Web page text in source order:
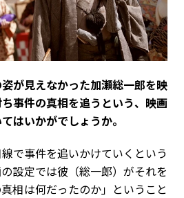
姿が見えなかった加瀬総一郎を映
事件の真相を追うという、映画
はいかがでしょうか。
で事件を追いかけていくという
設定では彼（総一郎）がそれを
相は何だったのか」ということ